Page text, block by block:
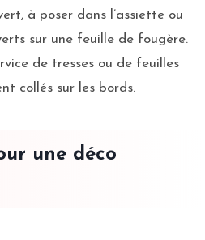
à poser dans l’assiette ou
sur une feuille de fougère.
de tresses ou de feuilles
collés sur les bords.
une déco